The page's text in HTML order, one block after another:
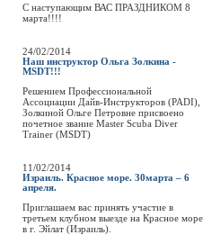
C наступающим ВАС ПРАЗДНИКОМ 8
марта!!!!
24/02/2014
Наш инструктор Ольга Золкина -
MSDT!!!
Решением Профессиональной
Ассоциации Дайв-Инструкторов (PADI),
Золкиной Ольге Петровне присвоено
почетное звание Master Scuba Diver
Trainer (MSDT)
11/02/2014
Израиль. Красное море. 30марта – 6
апреля.
Приглашаем вас принять участие в
третьем клубном выезде на Красное море
в г. Эйлат (Израиль).